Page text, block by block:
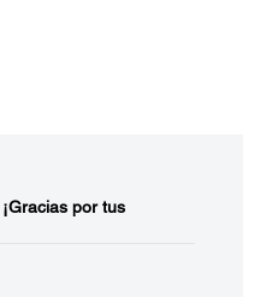
¡Gracias por tus